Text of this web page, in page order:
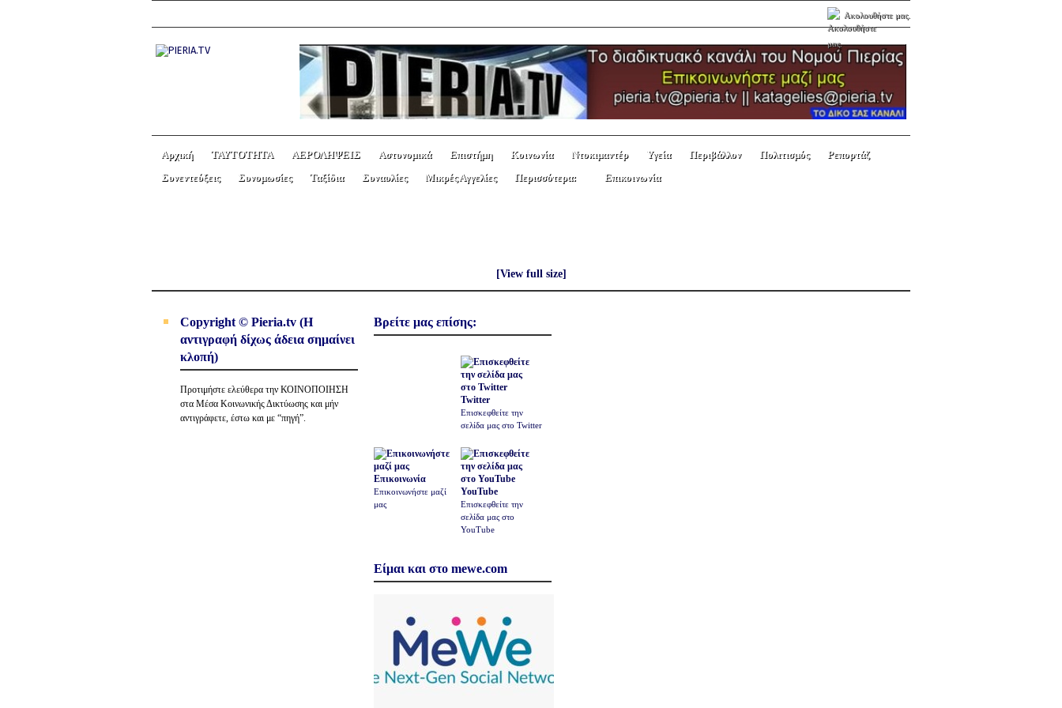
Ακολουθήστε μας.
Αρχική ΤΑΥΤΟΤΗΤΑ ΑΕΡΟΛΗΨΕΙΣ Αστυνομικά Επιστήμη Κοινωνία Ντοκιμαντέρ Υγεία Περιβάλλον Πολιτισμός
Ρεπορτάζ
Συνεντεύξεις
Συνομωσίες Ταξίδια Συναυλίες Μικρές Αγγελίες Περισσότερα: Επικοινωνία
[View full size]
Copyright © Pieria.tv (Η
αντιγραφή δίχως άδεια σημαίνει
κλοπή)
Προτιμήστε ελεύθερα την ΚΟΙΝΟΠΟΙΗΣΗ
στα Μέσα Κοινωνικής Δικτύωσης και μήν
αντιγράφετε, έστω και με “πηγή”.
Βρείτε μας επίσης:
Twitter
Επισκεφθείτε την
σελίδα μας στο Twitter
Επικοινωνία
Επικοινωνήστε μαζί
μας
YouTube
Επισκεφθείτε την
σελίδα μας στο
YouTube
Είμαι και στο mewe.com